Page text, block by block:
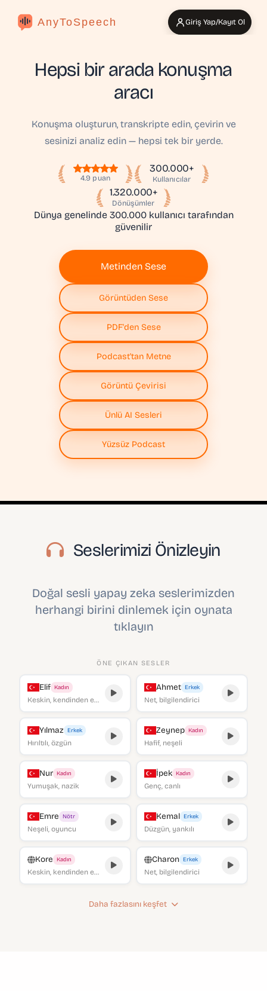
AnyToSpeech Giriş Yap/Kayıt Ol
Hepsi bir arada konuşma
aracı
Konuşma oluşturun, transkripte edin, çevirin ve
sesinizi analiz edin — hepsi tek bir yerde.
4.9 puan
300.000+
Kullanıcılar
1.320.000+
Dönüşümler
Dünya genelinde 300.000 kullanıcı tarafından
güvenilir
Metinden Sese
Görüntüden Sese
PDF'den Sese
Podcast'tan Metne
Görüntü Çevirisi
Ünlü AI Sesleri
Yüzsüz Podcast
Seslerimizi Önizleyin
Doğal sesli yapay zeka seslerimizden
herhangi birini dinlemek için oynata
tıklayın
ÖNE ÇIKAN SESLER
Elif Kadın
Keskin, kendinden emin
Ahmet Erkek
Net, bilgilendirici
Yılmaz Erkek
Hırıltılı, özgün
Zeynep Kadın
Hafif, neşeli
Nur Kadın
Yumuşak, nazik
İpek Kadın
Genç, canlı
Emre Nötr
Neşeli, oyuncu
Kemal Erkek
Düzgün, yankılı
Kore Kadın
Keskin, kendinden emin
Charon Erkek
Net, bilgilendirici
Daha fazlasını keşfet